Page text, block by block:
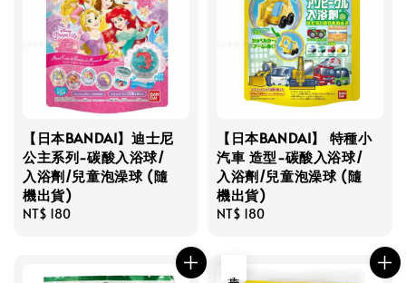
【日本BANDAI】迪士尼
公主系列-碳酸入浴球/
入浴劑/兒童泡澡球 (隨
機出貨)
Regular
NT$ 180
【日本BANDAI】 特種小
汽車 造型-碳酸入浴球/
入浴劑/兒童泡澡球 (隨
機出貨)
Regular
NT$ 180